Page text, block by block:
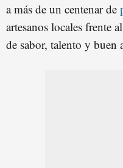
a más de un centenar de
artesanos locales frente
de sabor, talento y buen